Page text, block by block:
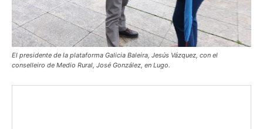
El presidente de la plataforma Galicia Baleira, Jesús Vázquez, con el
conselleiro de Medio Rural, José González, en Lugo.